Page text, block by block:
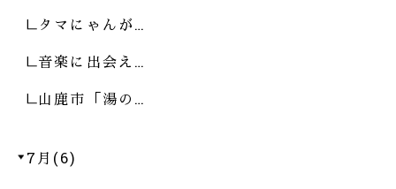
タマにゃんが…
音楽に出会え…
山鹿市「湯の…
7月(6)